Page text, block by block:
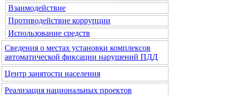
Взаимодействие
Противодействие коррупции
Использование средств
Сведения о местах установки комплексов
автоматической фиксации нарушений ПДД
Центр занятости населения
Реализация национальных проектов